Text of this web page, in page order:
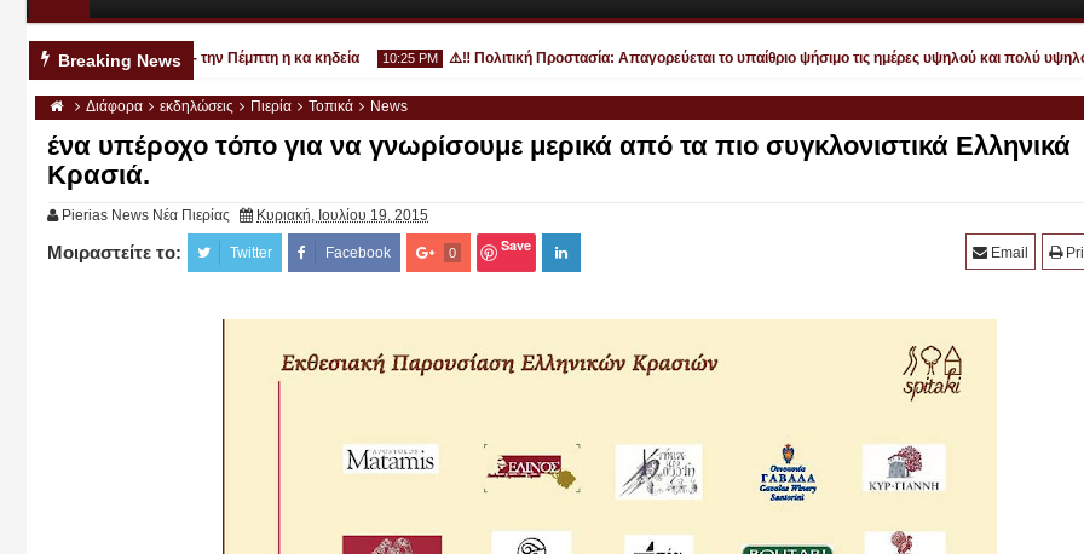
Breaking News
στην Κατερίνη - την Πέμπτη η κα κηδεία 10:25 PM
Αυγ
2026
⚠️‼️ Πολιτική Προστασία: Απαγορεύεται το υπαίθριο ψήσιμο τις ημέρες υψηλού και πολύ υψηλού
Διάφορα εκδηλώσεις Πιερία Τοπικά News
ένα υπέροχο τόπο για να γνωρίσουμε μερικά από τα πιο συγκλονιστικά Ελληνικά
Κρασιά.
Pierias News Νέα Πιερίας Κυριακή, Ιουλίου 19, 2015
Μοιραστείτε το: Twitter Facebook 0 Save Email